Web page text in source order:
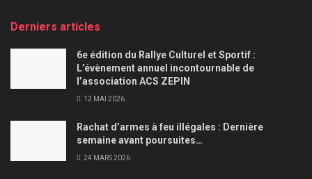
Derniers articles
6e édition du Rallye Culturel et Sportif :
L’évènement annuel incontournable de
l’association ACS ZEPIN
12 MAI 2026
Rachat d’armes à feu illégales : Dernière
semaine avant poursuites…
24 MARS 2026